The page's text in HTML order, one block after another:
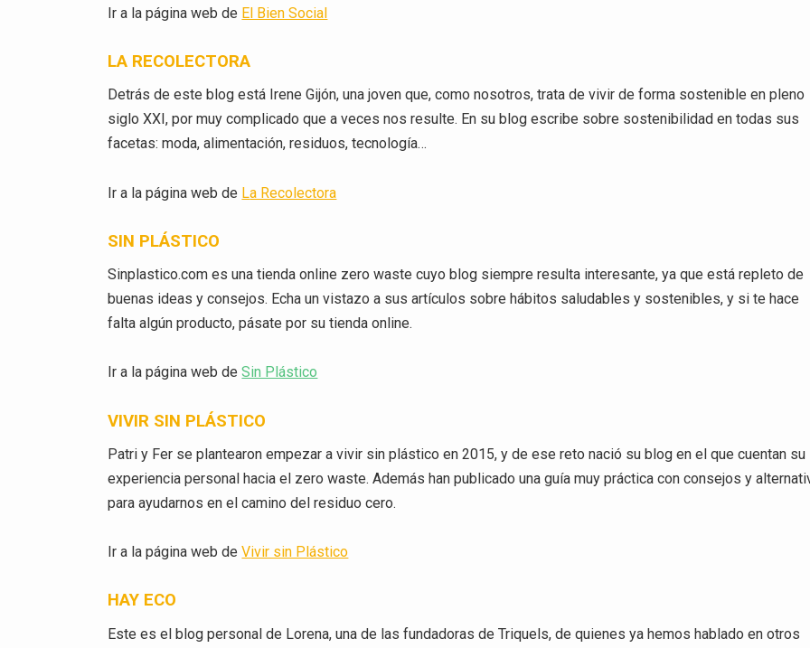
Ir a la página web de El Bien Social
LA RECOLECTORA
Detrás de este blog está Irene Gijón, una joven que, como nosotros, trata de vivir de forma sostenible en pleno
siglo XXI, por muy complicado que a veces nos resulte. En su blog escribe sobre sostenibilidad en todas sus
facetas: moda, alimentación, residuos, tecnología…
Ir a la página web de La Recolectora
SIN PLÁSTICO
Sinplastico.com es una tienda online zero waste cuyo blog siempre resulta interesante, ya que está repleto de
buenas ideas y consejos. Echa un vistazo a sus artículos sobre hábitos saludables y sostenibles, y si te hace
falta algún producto, pásate por su tienda online.
Ir a la página web deSin Plástico
VIVIR SIN PLÁSTICO
Patri y Fer se plantearon empezar a vivir sin plástico en 2015, y de ese reto nació su blog en el que cuentan su
experiencia personal hacia el zero waste. Además han publicado una guía muy práctica con consejos y
para ayudarnos en el camino del residuo cero.
Ir a la página web deVivir sin Plástico
HAY ECO
Este es el blog personal de Lorena, una de las fundadoras de Triquels, de quienes ya hemos hablado en otros